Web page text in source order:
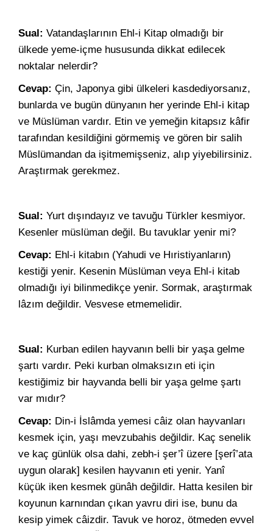
Sual: Vatandaşlarının Ehl-i Kitap olmadığı bir
ülkede yeme-içme hususunda dikkat edilecek
noktalar nelerdir?
Cevap: Çin, Japonya gibi ülkeleri kasdediyorsanız,
bunlarda ve bugün dünyanın her yerinde Ehl-i kitap
ve Müslüman vardır. Etin ve yemeğin kitapsız kâfir
tarafından kesildiğini görmemiş ve gören bir salih
Müslümandan da işitmemişseniz, alıp yiyebilirsiniz.
Araştırmak gerekmez.
Sual: Yurt dışındayız ve tavuğu Türkler kesmiyor.
Kesenler müslüman değil. Bu tavuklar yenir mi?
Cevap: Ehl-i kitabın (Yahudi ve Hıristiyanların)
kestiği yenir. Kesenin Müslüman veya Ehl-i kitab
olmadığı iyi bilinmedikçe yenir. Sormak, araştırmak
lâzım değildir. Vesvese etmemelidir.
Sual: Kurban edilen hayvanın belli bir yaşa gelme
şartı vardır. Peki kurban olmaksızın eti için
kestiğimiz bir hayvanda belli bir yaşa gelme şartı
var mıdır?
Cevap: Din-i İslâmda yemesi câiz olan hayvanları
kesmek için, yaşı mevzubahis değildir. Kaç senelik
ve kaç günlük olsa dahi, zebh-i şer’î üzere [şerî’ata
uygun olarak] kesilen hayvanın eti yenir. Yanî
küçük iken kesmek günâh değildir. Hatta kesilen bir
koyunun karnından çıkan yavru diri ise, bunu da
kesip yimek câizdir. Tavuk ve horoz, ötmeden evvel